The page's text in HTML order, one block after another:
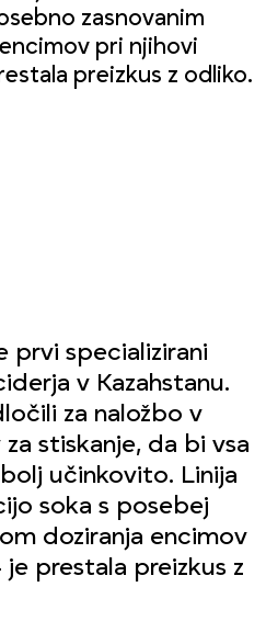
zasnovanim
pri njihovi
preizkus z odliko.
prvi specializirani
v Kazahstanu.
za naložbo v
stiskanje, da bi vsa
učinkovito. Linija
soka s posebej
doziranja encimov
prestala preizkus z